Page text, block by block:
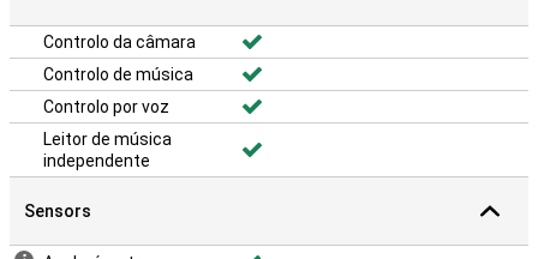
Controlo da câmara
Controlo de música
Controlo por voz
Leitor de música
independente
Sensors